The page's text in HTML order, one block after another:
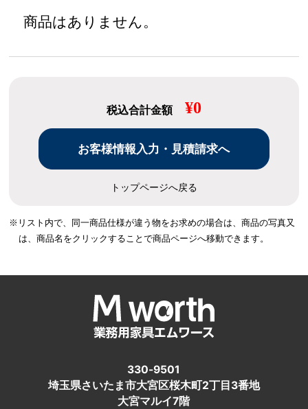
商品はありません。
税込合計金額 ¥0
トップページへ戻る
※リスト内で、同一商品仕様が違う物をお求めの場合は、商品の写真又
は、商品名をクリックすることで商品ページへ移動できます。
330-9501
埼玉県さいたま市大宮区桜木町2丁目3番地
大宮マルイ7階